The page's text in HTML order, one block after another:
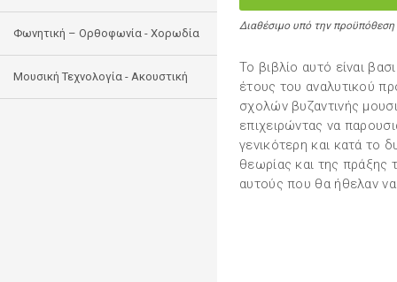
Φωνητική – Ορθοφωνία - Χορωδία
Μουσική Τεχνολογία - Ακουστική
Διαθέσιμο υπό την
Το βιβλίο αυτό είναι
έτους του αναλυτικού
σχολών βυζαντινής
επιχειρώντας να
γενικότερη και κατά το
θεωρίας και της πράξης
αυτούς που θα ήθελαν